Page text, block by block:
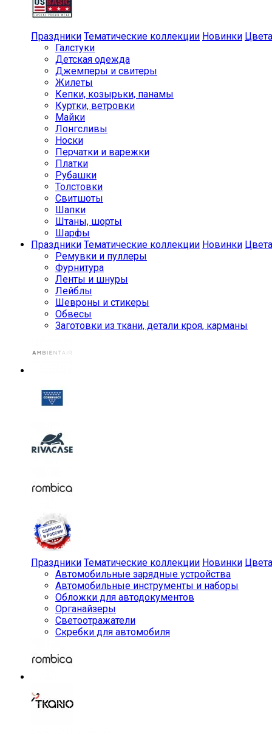
Праздники Тематические коллекции Новинки Цвета
Галстуки
Детская одежда
Джемперы и свитеры
Жилеты
Кепки, козырьки, панамы
Куртки, ветровки
Майки
Лонгсливы
Носки
Перчатки и варежки
Платки
Рубашки
Толстовки
Свитшоты
Шапки
Штаны, шорты
Шарфы
Праздники Тематические коллекции Новинки Цвета
Ремувки и пуллеры
Фурнитура
Ленты и шнуры
Лейблы
Шевроны и стикеры
Обвесы
Заготовки из ткани, детали кроя, карманы
Праздники Тематические коллекции Новинки Цвета
Автомобильные зарядные устройства
Автомобильные инструменты и наборы
Обложки для автодокументов
Органайзеры
Светоотражатели
Скребки для автомобиля